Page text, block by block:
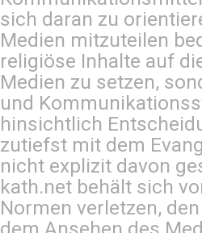
sich daran zu
Medien mitzuteilen
religiöse Inhalte auf
Medien zu setzen,
und
hinsichtlich
zutiefst mit dem
nicht explizit davon
kath.net behält sich
Normen verletzen,